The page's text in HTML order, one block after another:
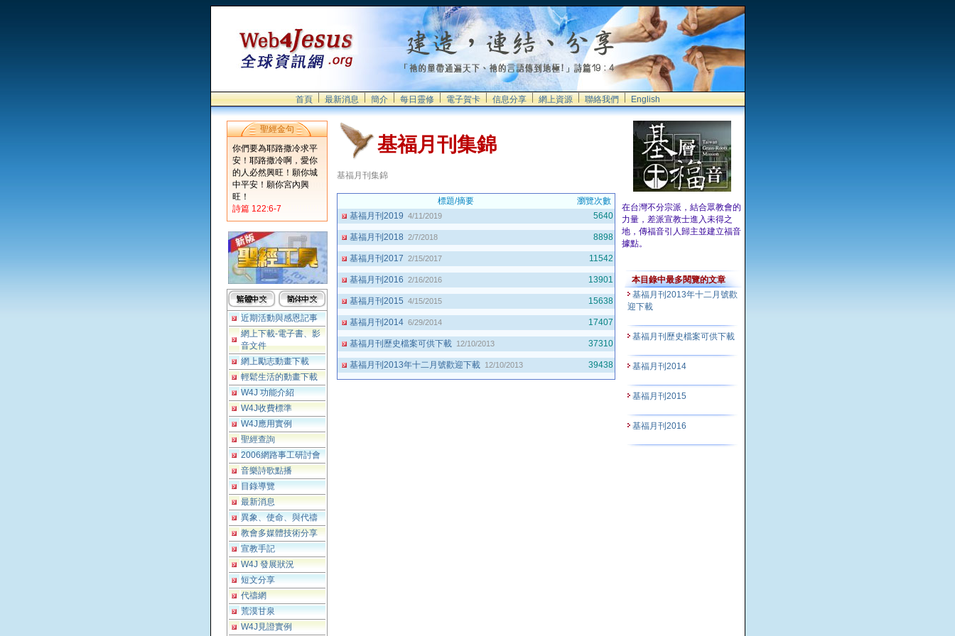
首頁 最新消息 簡介 每日靈修 電子賀卡 信息分享 網上資源 聯絡我們 English
聖經金句
你們要為耶路撒冷求平
安！耶路撒冷啊，愛你
的人必然興旺！願你城
中平安！願你宮內興
旺！
詩篇 122:6-7
近期活動與感恩記事
網上下載-電子書、影
音文件
網上勵志動畫下載
輕鬆生活的動畫下載
W4J 功能介紹
W4J收費標準
W4J應用實例
聖經查詢
2006網路事工研討會
音樂詩歌點播
目錄導覽
最新消息
異象、使命、與代禱
教會多媒體技術分享
宣教手記
W4J 發展狀況
短文分享
代禱網
荒漠甘泉
W4J見證實例
基福月刊集錦
基福月刊集錦
標題/摘要
瀏覽次數
基福月刊2019 4/11/2019 5640
基福月刊2018 2/7/2018 8898
基福月刊2017 2/15/2017 11542
基福月刊2016 2/16/2016 13901
基福月刊2015 4/15/2015 15638
基福月刊2014 6/29/2014 17407
基福月刊歷史檔案可供下載 12/10/2013 37310
基福月刊2013年十二月號歡迎下載 12/10/2013 39438
在台灣不分宗派，結合眾教會的
力量，差派宣教士進入未得之
地，傳福音引人歸主並建立福音
據點。
本目錄中最多閱覽的文章
基福月刊2013年十二月號歡
迎下載
基福月刊歷史檔案可供下載
基福月刊2014
基福月刊2015
基福月刊2016